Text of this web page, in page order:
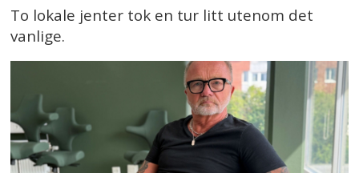
To lokale jenter tok en tur litt utenom det
vanlige.